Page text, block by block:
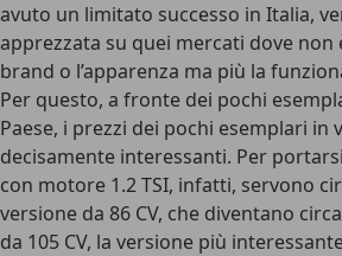
avuto un limitato successo in Italia,
apprezzata su quei mercati dove
brand o l’apparenza ma più la
Per questo, a fronte dei pochi
Paese, i prezzi dei pochi esemplari in
decisamente interessanti. Per
con motore 1.2 TSI, infatti, servono
versione da 86 CV, che diventano
da 105 CV, la versione più